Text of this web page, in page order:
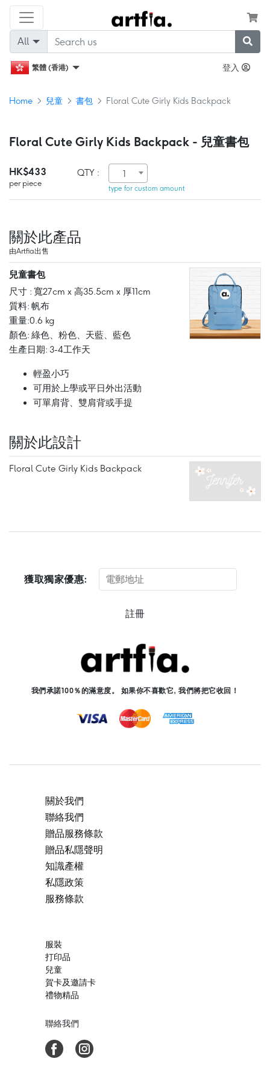
All
繁體 (香港) 登入
Home 兒童 書包 Floral Cute Girly Kids Backpack
Floral Cute Girly Kids Backpack - 兒童書包
HK$433
per piece
QTY : 1
type for custom amount
關於此產品
由Artfia出售
兒童書包
尺寸 : 寬27cm x 高35.5cm x 厚11cm
質料: 帆布
重量:0.6 kg
顏色: 綠色、粉色、天藍、藍色
生產日期: 3-4工作天
輕盈小巧
可用於上學或平日外出活動
可單肩背、雙肩背或手提
關於此設計
Floral Cute Girly Kids Backpack
獲取獨家優惠:
註冊
我們承諾100％的滿意度。 如果你不喜歡它, 我們將把它收回！
關於我們
聯絡我們
贈品服務條款
贈品私隱聲明
知識產權
私隱政策
服務條款
服裝
打印品
兒童
賀卡及邀請卡
禮物精品
聯絡我們